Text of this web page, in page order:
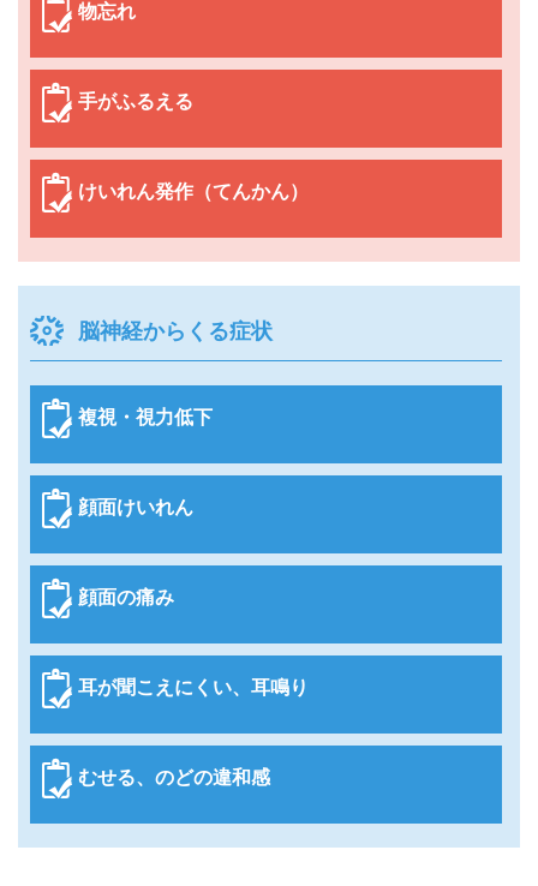
物忘れ
手がふるえる
けいれん発作（てんかん）
脳神経からくる症状
複視・視力低下
顔面けいれん
顔面の痛み
耳が聞こえにくい、耳鳴り
むせる、のどの違和感